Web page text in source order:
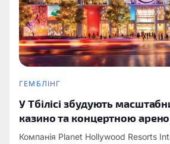
ГЕМБЛІНГ
У Тбілісі збудують
казино та концертною
Компанія Planet Hollywood Resorts